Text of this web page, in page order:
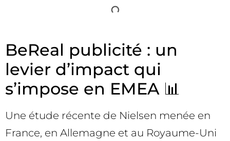
BeReal publicité : un
levier d’impact qui
s’impose en EMEA 📊
Une étude récente de Nielsen menée en
France, en Allemagne et au Royaume-Uni